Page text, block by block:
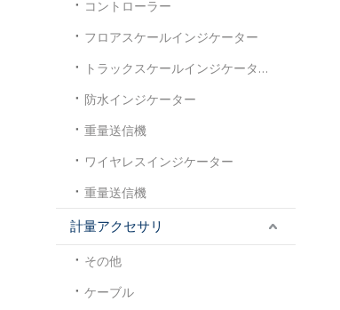
コントローラー
フロアスケールインジケーター
トラックスケールインジケーター
防水インジケーター
重量送信機
ワイヤレスインジケーター
重量送信機
計量アクセサリ
その他
ケーブル